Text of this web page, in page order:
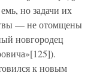
но задачи их
— не отомщены
новгородец
к новым